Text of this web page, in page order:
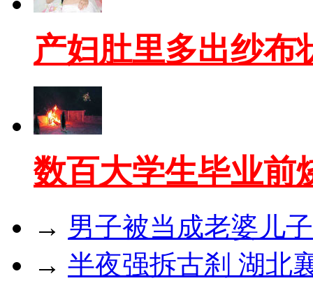
产妇肚里多出纱布
数百大学生毕业前
→ 男子被当成老婆儿
→ 半夜强拆古刹 湖北